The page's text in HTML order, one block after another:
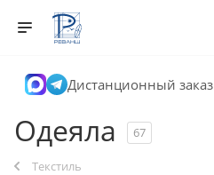
Дистанционный заказ
Одеяла 67
Текстиль